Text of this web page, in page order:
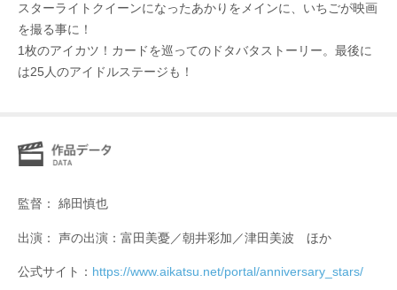
スターライトクイーンになったあかりをメインに、いちごが映画
を撮る事に！
1枚のアイカツ！カードを巡ってのドタバタストーリー。最後に
は25人のアイドルステージも！
監督： 綿田慎也
出演： 声の出演：富田美憂／朝井彩加／津田美波 ほか
公式サイト： https://www.aikatsu.net/portal/anniversary_stars/